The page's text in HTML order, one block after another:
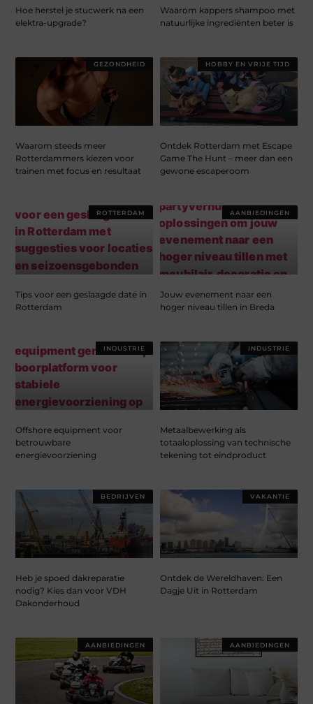
Hoe herstel je stucwerk na een
elektra-upgrade?
Waarom kappers shampoo met
natuurlijke ingrediënten beter is
GEZONDHEID
Waarom steeds meer
Rotterdammers kiezen voor
trainen met focus en resultaat
HOBBY EN VRIJE TIJD
Ontdek Rotterdam met Escape
Game The Hunt – meer dan een
gewone escaperoom
ROTTERDAM
Tips voor een geslaagde date in
Rotterdam
AANBIEDINGEN
Jouw evenement naar een
hoger niveau tillen in Breda
INDUSTRIE
Offshore equipment voor
betrouwbare
energievoorziening
INDUSTRIE
Metaalbewerking als
totaaloplossing van technische
tekening tot eindproduct
BEDRIJVEN
Heb je spoed dakreparatie
nodig? Kies dan voor VDH
Dakonderhoud
VAKANTIE
Ontdek de Wereldhaven: Een
Dagje Uit in Rotterdam
AANBIEDINGEN AANBIEDINGEN